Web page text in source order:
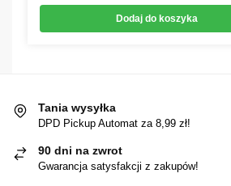
Dodaj do koszyka
Tania wysyłka
DPD Pickup Automat za 8,99 zł!
90 dni na zwrot
Gwarancja satysfakcji z zakupów!